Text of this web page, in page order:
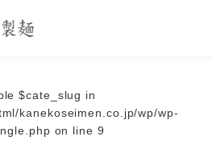
$cate_slug in
kanekoseimen.co.jp/wp/wp-
on line 9